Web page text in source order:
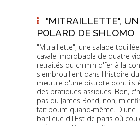
"MITRAILLETTE", UN
POLARD DE SHLOMO
"Mitraillette", une salade
cavale improbable de quatre
retraités du ch'min d'fer à la
s'embrouillent dans l'histoire du
meurtre d'une bistrote dont ils
des pratiques assidues. Bon,
pas du James Bond, non,
fait boum quand-même. D'une
banlieue d'l'Est de paris où